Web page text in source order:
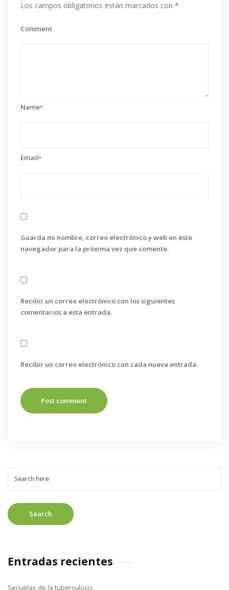
Los campos obligatorios están marcados con *
Comment
Name*
Email*
Guarda mi nombre, correo electrónico y web en este
navegador para la próxima vez que comente.
Recibir un correo electrónico con los siguientes
comentarios a esta entrada.
Recibir un correo electrónico con cada nueva entrada.
Entradas recientes
Secuelas de la tuberculosis